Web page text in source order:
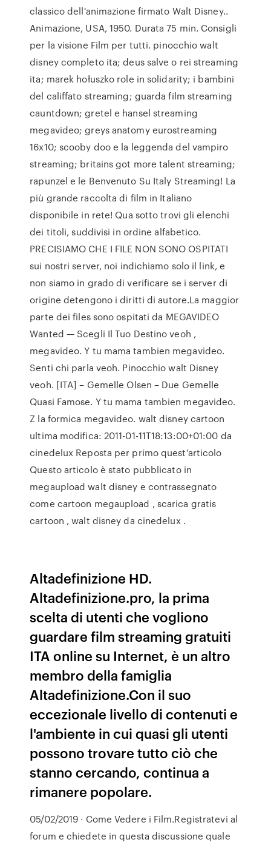
classico dell'animazione firmato Walt Disney..
Animazione, USA, 1950. Durata 75 min. Consigli
per la visione Film per tutti. pinocchio walt
disney completo ita; deus salve o rei streaming
ita; marek hołuszko role in solidarity; i bambini
del califfato streaming; guarda film streaming
cauntdown; gretel e hansel streaming
megavideo; greys anatomy eurostreaming
16x10; scooby doo e la leggenda del vampiro
streaming; britains got more talent streaming;
rapunzel e le Benvenuto Su Italy Streaming! La
più grande raccolta di film in Italiano
disponibile in rete! Qua sotto trovi gli elenchi
dei titoli, suddivisi in ordine alfabetico.
PRECISIAMO CHE I FILE NON SONO OSPITATI
sui nostri server, noi indichiamo solo il link, e
non siamo in grado di verificare se i server di
origine detengono i diritti di autore.La maggior
parte dei files sono ospitati da MEGAVIDEO
Wanted — Scegli Il Tuo Destino veoh ,
megavideo. Y tu mama tambien megavideo.
Senti chi parla veoh. Pinocchio walt Disney
veoh. [ITA] – Gemelle Olsen – Due Gemelle
Quasi Famose. Y tu mama tambien megavideo.
Z la formica megavideo. walt disney cartoon
ultima modifica: 2011-01-11T18:13:00+01:00 da
cinedelux Reposta per primo quest’articolo
Questo articolo è stato pubblicato in
megaupload walt disney e contrassegnato
come cartoon megaupload , scarica gratis
cartoon , walt disney da cinedelux .
Altadefinizione HD.
Altadefinizione.pro, la prima
scelta di utenti che vogliono
guardare film streaming gratuiti
ITA online su Internet, è un altro
membro della famiglia
Altadefinizione.Con il suo
eccezionale livello di contenuti e
l'ambiente in cui quasi gli utenti
possono trovare tutto ciò che
stanno cercando, continua a
rimanere popolare.
05/02/2019 · Come Vedere i Film.Registratevi al
forum e chiedete in questa discussione quale